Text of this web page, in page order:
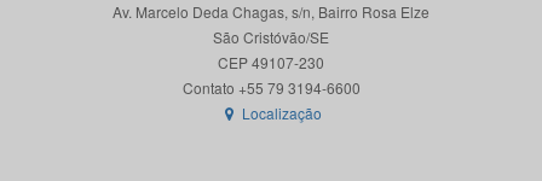
Av. Marcelo Deda Chagas, s/n, Bairro Rosa Elze
São Cristóvão/SE
CEP 49107-230
Localização